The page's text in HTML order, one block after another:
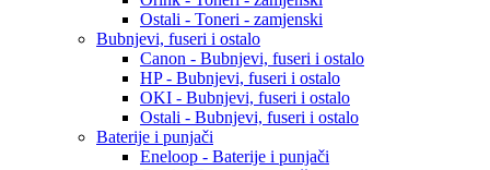
Ostali - Toneri - zamjenski
Bubnjevi, fuseri i ostalo
Canon - Bubnjevi, fuseri i ostalo
HP - Bubnjevi, fuseri i ostalo
OKI - Bubnjevi, fuseri i ostalo
Ostali - Bubnjevi, fuseri i ostalo
Baterije i punjači
Eneloop - Baterije i punjači